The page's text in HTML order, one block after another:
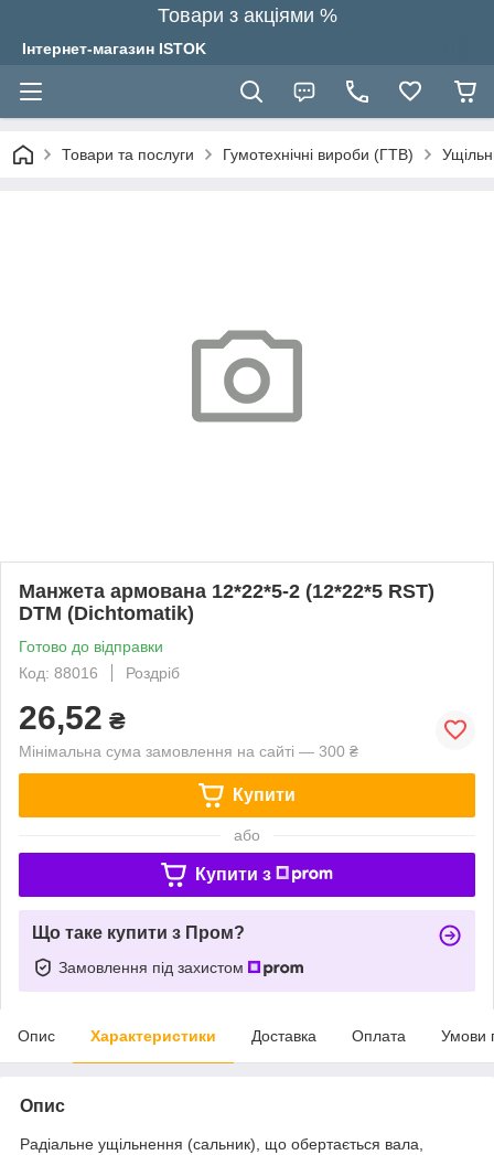
Товари з акціями %
Інтернет-магазин ISTOK
Товари та послуги Гумотехнічні вироби (ГТВ)
Манжета армована 12*22*5-2 (12*22*5 RST)
DTM (Dichtomatik)
Готово до відправки
Код: 88016
Роздріб
26,52 ₴
Мінімальна сума замовлення на сайті — 300 ₴
Купити
або
Купити з
Що таке купити з Пром?
Замовлення під захистом
Опис Характеристики Доставка Оплата Умови
Опис
Радіальне ущільнення (сальник), що обертається вала,